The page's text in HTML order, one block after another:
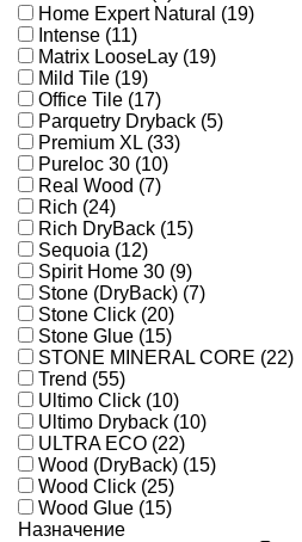
Home Expert Natural (19)
Intense (11)
Matrix LooseLay (19)
Mild Tile (19)
Office Tile (17)
Parquetry Dryback (5)
Premium XL (33)
Pureloc 30 (10)
Real Wood (7)
Rich (24)
Rich DryBack (15)
Sequoia (12)
Spirit Home 30 (9)
Stone (DryBack) (7)
Stone Click (20)
Stone Glue (15)
STONE MINERAL CORE (22)
Trend (55)
Ultimo Click (10)
Ultimo Dryback (10)
ULTRA ECO (22)
Wood (DryBack) (15)
Wood Click (25)
Wood Glue (15)
Назначение